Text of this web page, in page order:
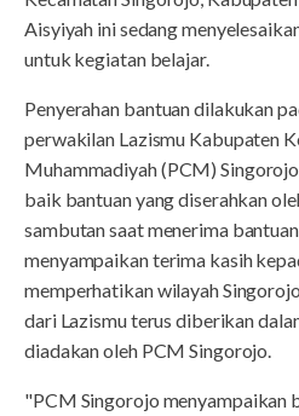
Aisyiyah ini sedang
untuk kegiatan belajar.
Penyerahan bantuan dilakukan
perwakilan Lazismu Kabupaten
Muhammadiyah (PCM)
baik bantuan yang diserahkan
sambutan saat menerima
menyampaikan terima kasih
memperhatikan wilayah
dari Lazismu terus diberikan
diadakan oleh PCM Singorojo.
"PCM Singorojo menyampaikan